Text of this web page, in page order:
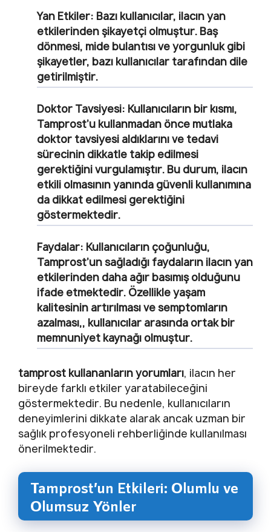
Yan Etkiler: Bazı kullanıcılar, ilacın yan
etkilerinden şikayetçi olmuştur. Baş
dönmesi, mide bulantısı ve yorgunluk gibi
şikayetler, bazı kullanıcılar tarafından dile
getirilmiştir.
Doktor Tavsiyesi: Kullanıcıların bir kısmı,
Tamprost’u kullanmadan önce mutlaka
doktor tavsiyesi aldıklarını ve tedavi
sürecinin dikkatle takip edilmesi
gerektiğini vurgulamıştır. Bu durum, ilacın
etkili olmasının yanında güvenli kullanımına
da dikkat edilmesi gerektiğini
göstermektedir.
Faydalar: Kullanıcıların çoğunluğu,
Tamprost’un sağladığı faydaların ilacın yan
etkilerinden daha ağır basımış olduğunu
ifade etmektedir. Özellikle yaşam
kalitesinin artırılması ve semptomların
azalması,, kullanıcılar arasında ortak bir
memnuniyet kaynağı olmuştur.
tamprost kullananların yorumları, ilacın her
bireyde farklı etkiler yaratabileceğini
göstermektedir. Bu nedenle, kullanıcıların
deneyimlerini dikkate alarak ancak uzman bir
sağlık profesyoneli rehberliğinde kullanılması
önerilmektedir.
Tamprost’un Etkileri: Olumlu ve
Olumsuz Yönler